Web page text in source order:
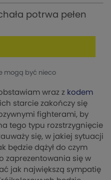
potrwa pełen
mogą być nieco
wraz z kodem
starcie zakończy się
fighterami, by
tego typu rozstrzygnięcie
się, w jakiej sytuacji
będzie dążył do czym
zaprezentowania się w
jak największą sympatię